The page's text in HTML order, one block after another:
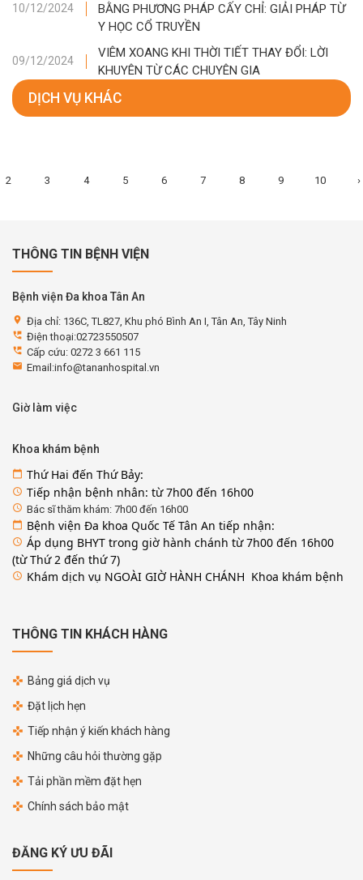
10/12/2024
BẰNG PHƯƠNG PHÁP CẤY CHỈ: GIẢI PHÁP TỪ
Y HỌC CỔ TRUYỀN
09/12/2024
VIÊM XOANG KHI THỜI TIẾT THAY ĐỔI: LỜI
KHUYÊN TỪ CÁC CHUYÊN GIA
DỊCH VỤ KHÁC
2 3 4 5 6 7 8 9 10 ›
THÔNG TIN BỆNH VIỆN
Bệnh viện Đa khoa Tân An
location_on Địa chỉ: 136C, TL827, Khu phó Bình An I, Tân An, Tây Ninh
perm_phone_msg Điện thoại:02723550507
perm_phone_msg Cấp cứu: 0272 3 661 115
email Email:info@tananhospital.vn
Giờ làm việc
Khoa khám bệnh
calendar_today Thứ Hai đến Thứ Bảy:
access_time Tiếp nhận bệnh nhân: từ 7h00 đến 16h00
access_time Bác sĩ thăm khám: 7h00 đến 16h00
calendar_today Bệnh viện Đa khoa Quốc Tế Tân An tiếp nhận:
access_time Áp dụng BHYT trong giờ hành chánh từ 7h00 đến 16h00
(từ Thứ 2 đến thứ 7)
access_time Khám dịch vụ NGOÀI GIỜ HÀNH CHÁNH Khoa khám bệnh
THÔNG TIN KHÁCH HÀNG
Bảng giá dịch vụ
Đặt lịch hẹn
Tiếp nhận ý kiến khách hàng
Những câu hỏi thường gặp
Tải phần mềm đặt hẹn
Chính sách bảo mật
ĐĂNG KÝ ƯU ĐÃI